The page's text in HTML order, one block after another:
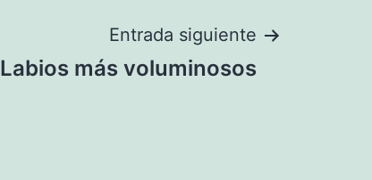
Entrada siguiente
Labios más voluminosos